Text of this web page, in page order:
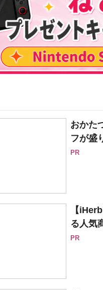
おかた
フが盛
PR
【
る人気
PR